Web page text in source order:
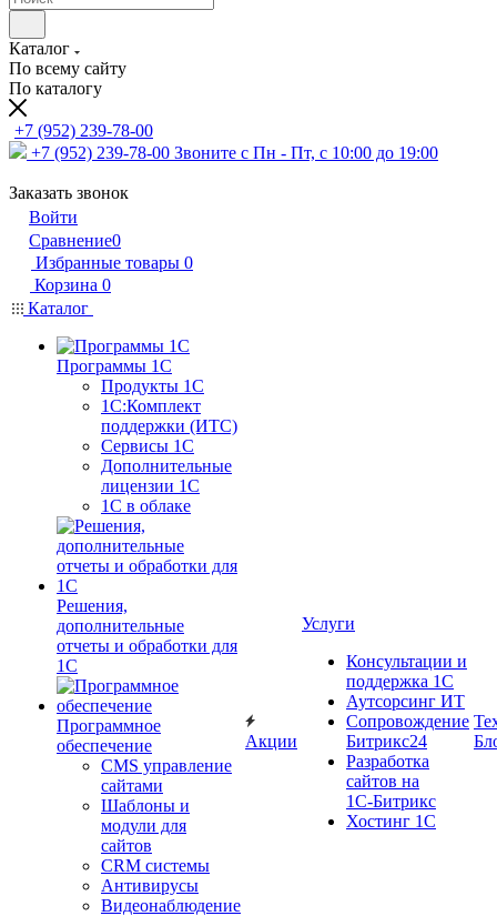
Каталог
По всему сайту
По каталогу
+7 (952) 239-78-00
+7 (952) 239-78-00 Звоните с Пн - Пт, с 10:00 до 19:00
Заказать звонок
Войти
Сравнение0
Избранные товары 0
Корзина 0
Каталог
Программы 1С
Продукты 1С
1С:Комплект
поддержки (ИТС)
Сервисы 1С
Дополнительные
лицензии 1С
1С в облаке
Решения,
дополнительные
отчеты и обработки для
1С
Программное
обеспечение
CMS управление
сайтами
Шаблоны и
модули для
сайтов
CRM системы
Антивирусы
Видеонаблюдение
Акции
Услуги
Консультации и
поддержка 1C
Аутсорсинг ИТ
Сопровождение
Битрикс24
Разработка
сайтов на
1С‑Битрикс
Хостинг 1С